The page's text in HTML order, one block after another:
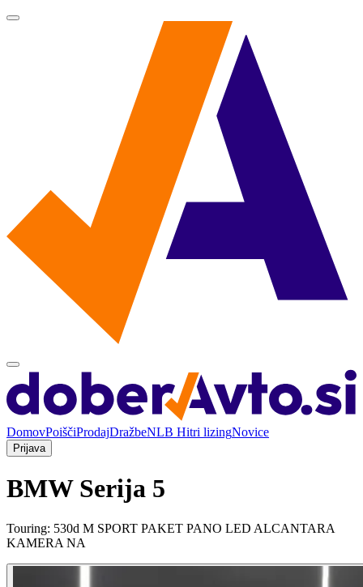
DomovPoiščiProdajDražbeNLB Hitri lizingNovice
Prijava
BMW Serija 5
Touring: 530d M SPORT PAKET PANO LED ALCANTARA
KAMERA NA